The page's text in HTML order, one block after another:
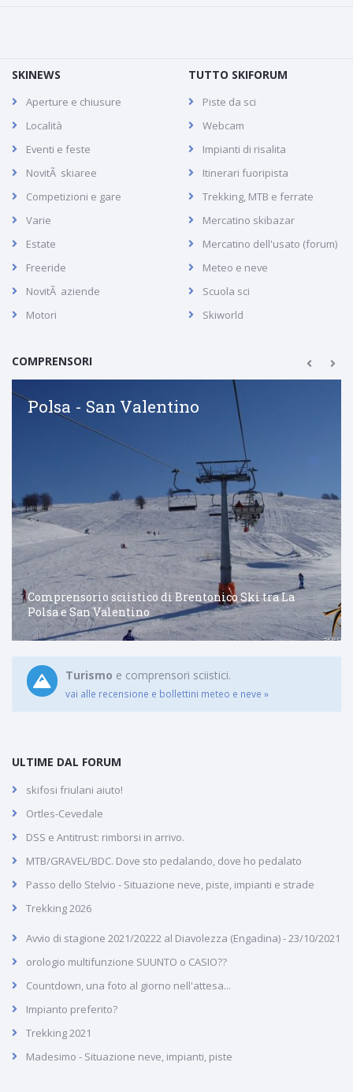
SKINEWS
Aperture e chiusure
Località
Eventi e feste
NovitÃ skiaree
Competizioni e gare
Varie
Estate
Freeride
NovitÃ aziende
Motori
TUTTO SKIFORUM
Piste da sci
Webcam
Impianti di risalita
Itinerari fuoripista
Trekking, MTB e ferrate
Mercatino skibazar
Mercatino dell'usato (forum)
Meteo e neve
Scuola sci
Skiworld
COMPRENSORI
Polsa - San Valentino
Comprensorio sciistico di Brentonico Ski tra La
Polsa e San Valentino
Turismo e comprensori sciistici.
vai alle recensione e bollettini meteo e neve »
ULTIME DAL FORUM
skifosi friulani aiuto!
Ortles-Cevedale
DSS e Antitrust: rimborsi in arrivo.
MTB/GRAVEL/BDC. Dove sto pedalando, dove ho pedalato
Passo dello Stelvio - Situazione neve, piste, impianti e strade
Trekking 2026
Avvio di stagione 2021/20222 al Diavolezza (Engadina) - 23/10/2021
orologio multifunzione SUUNTO o CASIO??
Countdown, una foto al giorno nell'attesa...
Impianto preferito?
Trekking 2021
Madesimo - Situazione neve, impianti, piste